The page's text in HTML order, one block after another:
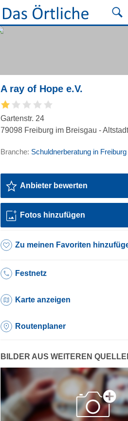
A ray of Hope e.V.
Gartenstr. 24
79098 Freiburg im Breisgau - Altstadt
Branche: Schuldnerberatung in
Anbieter bewerten
Fotos hinzufügen
Zu meinen Favoriten
Festnetz
Karte anzeigen
Routenplaner
BILDER AUS WEITEREN